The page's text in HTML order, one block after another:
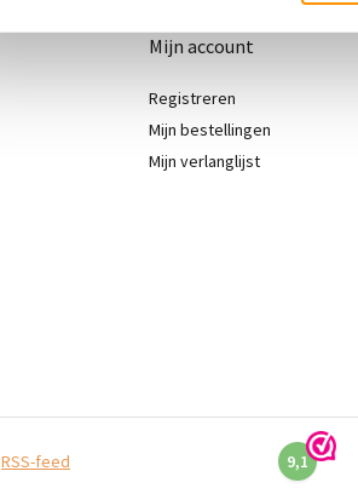
Mijn account
Registreren
Mijn bestellingen
Mijn verlanglijst
RSS-feed 9,1